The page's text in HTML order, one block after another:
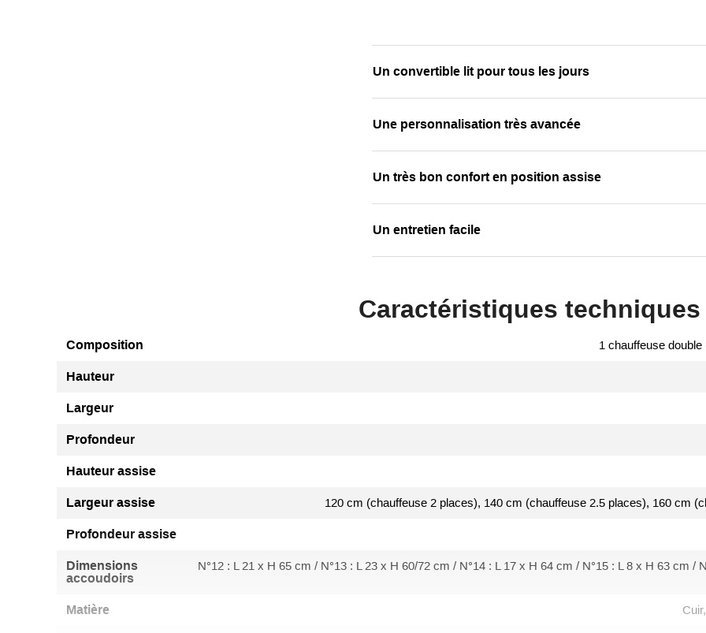
Un convertible lit pour tous les jours
Une personnalisation très avancée
Un très bon confort en position assise
Un entretien facile
Caractéristiques techniques
Composition 1 chauffeuse
Hauteur
Largeur
Profondeur
Hauteur assise
Largeur assise 120 cm (chauffeuse 2 places), 140 cm (chauffeuse 2.5 places), 160 cm
Profondeur assise
Dimensions
accoudoirs
N°12 : L 21 x H 65 cm / N°13 : L 23 x H 60/72 cm / N°14 : L 17 x H 64 cm / N°15 : L 8 x H 63 cm /
Matière